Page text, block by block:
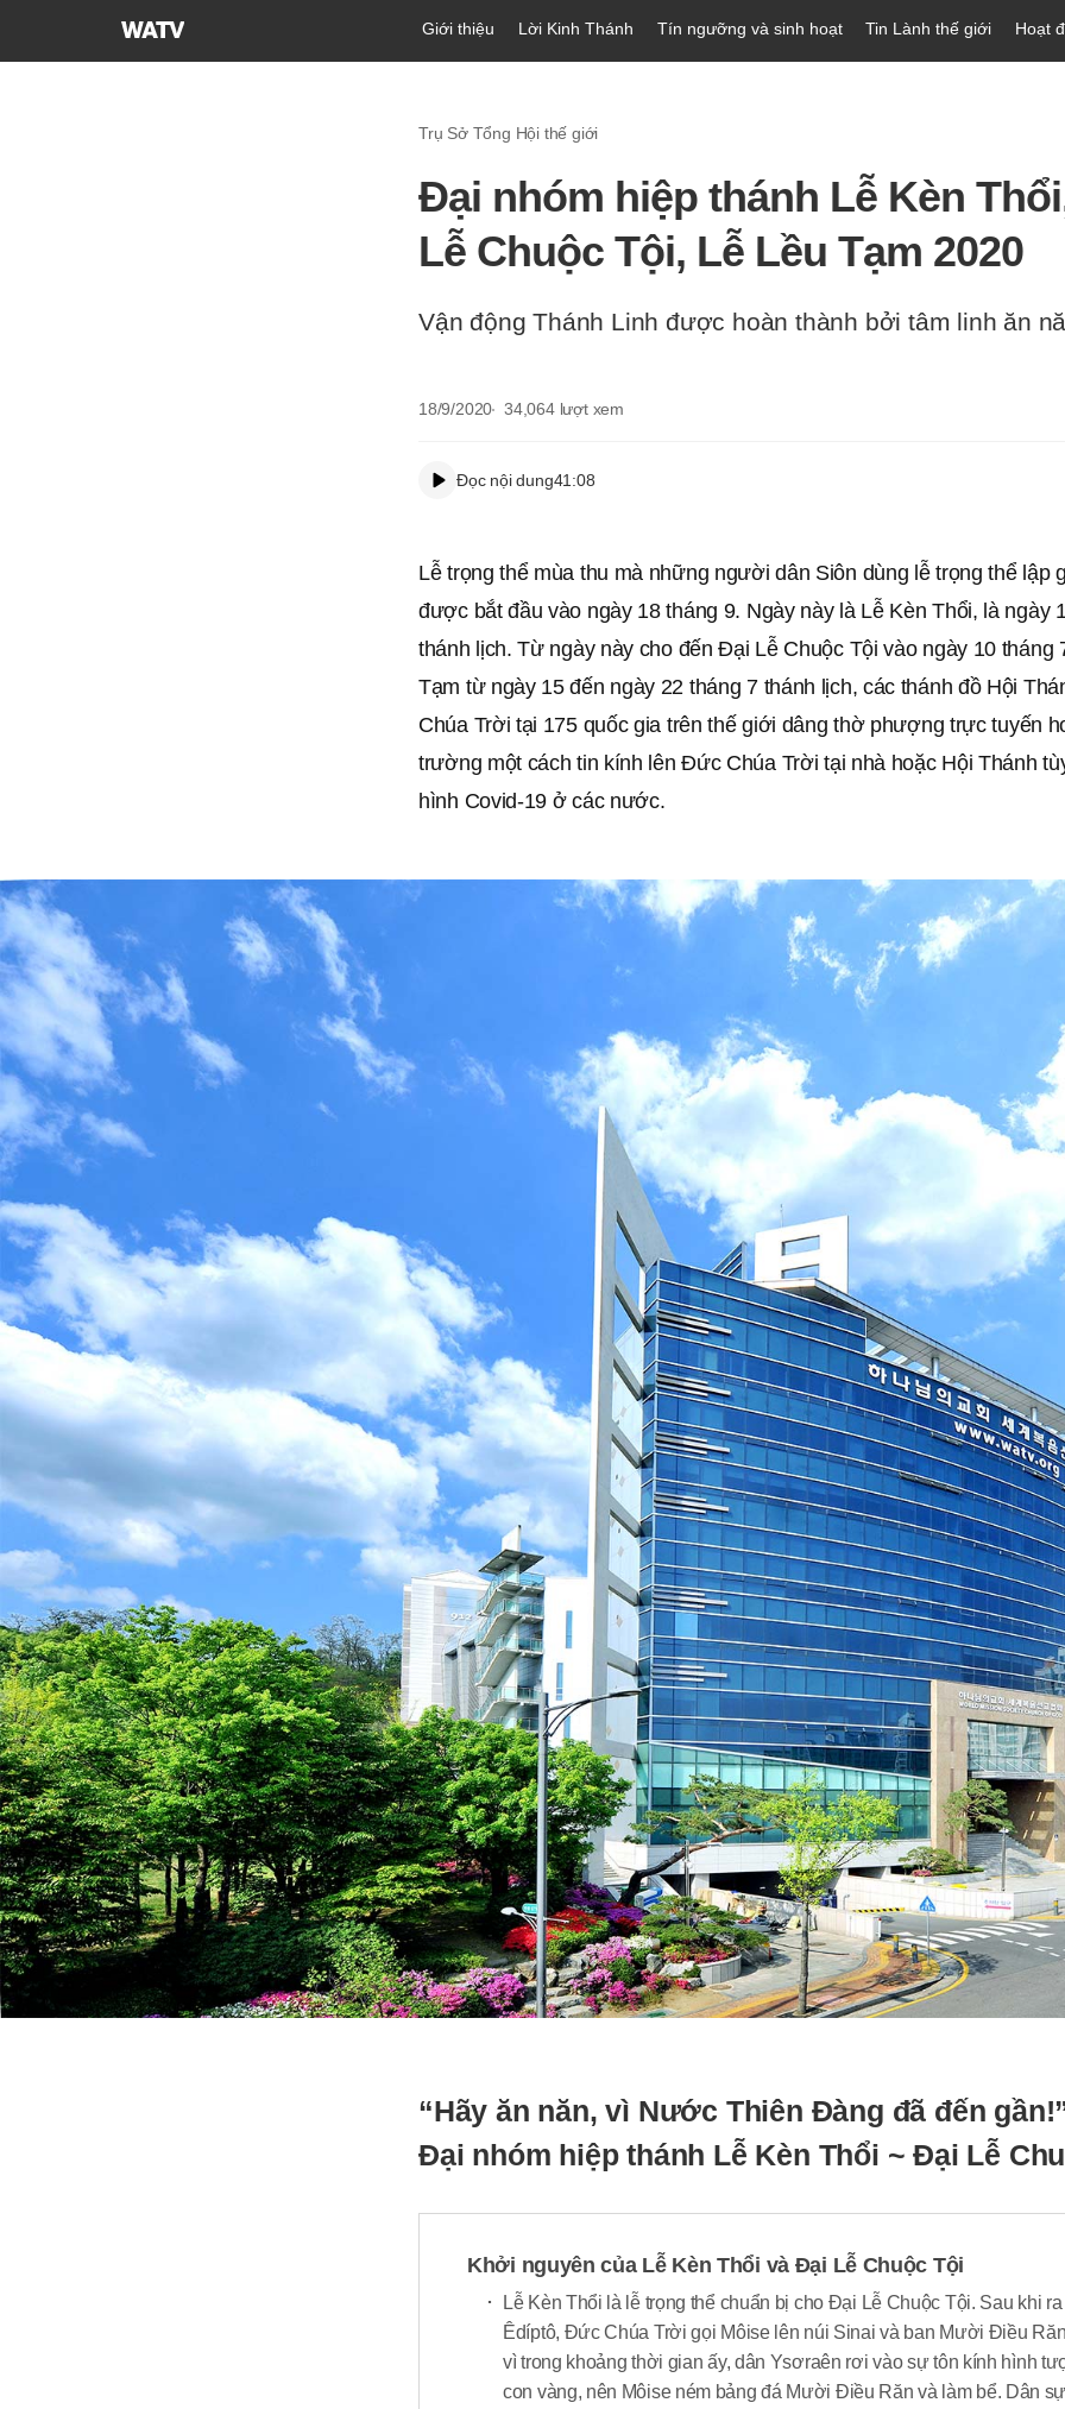
Hội
Giới thiệu Lời Kinh Thánh Tín ngưỡng và sinh hoạt Tin Lành thế giới Hoạt
Trụ Sở Tổng Hội thế giới
Đại nhóm hiệp thánh Lễ Kèn
Lễ Chuộc Tội, Lễ Lều Tạm 2020
Vận động Thánh Linh được hoàn thành bởi tâm linh ăn
18/9/2020 34,064 lượt xem
Đọc nội dung41:08
Lễ trọng thể mùa thu mà những người dân Siôn dùng lễ trọng thể lập
được bắt đầu vào ngày 18 tháng 9. Ngày này là Lễ Kèn Thổi, là ngày
thánh lịch. Từ ngày này cho đến Đại Lễ Chuộc Tội vào ngày 10 tháng
Tạm từ ngày 15 đến ngày 22 tháng 7 thánh lịch, các thánh đồ Hội
Chúa Trời tại 175 quốc gia trên thế giới dâng thờ phượng trực tuyến
trường một cách tin kính lên Đức Chúa Trời tại nhà hoặc Hội Thánh
hình Covid-19 ở các nước.
“Hãy ăn năn, vì Nước Thiên Đàng đã đến
Đại nhóm hiệp thánh Lễ Kèn Thổi ~ Đại Lễ
Khởi nguyên của Lễ Kèn Thổi và Đại Lễ Chuộc Tội
Lễ Kèn Thổi là lễ trọng thể chuẩn bị cho Đại Lễ Chuộc Tội. Sau khi
Êdíptô, Đức Chúa Trời gọi Môise lên núi Sinai và ban Mười Điều
vì trong khoảng thời gian ấy, dân Ysơraên rơi vào sự tôn kính hình
con vàng, nên Môise ném bảng đá Mười Điều Răn và làm bể. Dân